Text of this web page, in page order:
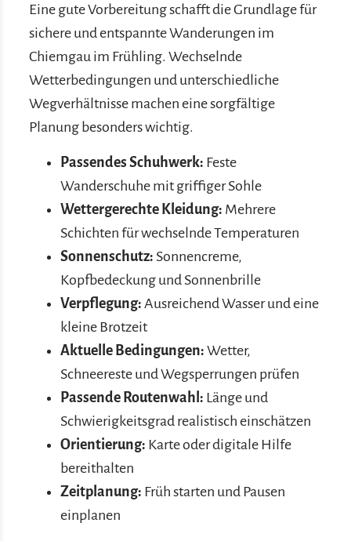
Eine gute Vorbereitung schafft die Grundlage für
sichere und entspannte Wanderungen im
Chiemgau im Frühling. Wechselnde
Wetterbedingungen und unterschiedliche
Wegverhältnisse machen eine sorgfältige
Planung besonders wichtig.
Passendes Schuhwerk: Feste
Wanderschuhe mit griffiger Sohle
Wettergerechte Kleidung: Mehrere
Schichten für wechselnde Temperaturen
Sonnenschutz: Sonnencreme,
Kopfbedeckung und Sonnenbrille
Verpflegung: Ausreichend Wasser und eine
kleine Brotzeit
Aktuelle Bedingungen: Wetter,
Schneereste und Wegsperrungen prüfen
Passende Routenwahl: Länge und
Schwierigkeitsgrad realistisch einschätzen
Orientierung: Karte oder digitale Hilfe
bereithalten
Zeitplanung: Früh starten und Pausen
einplanen